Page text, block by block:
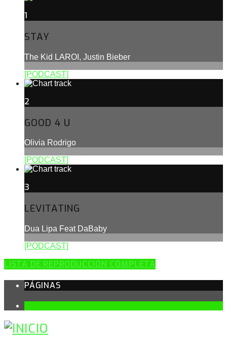
1
STAY
The Kid LAROI, Justin Bieber
[PODCAST]
2
GOOD 4 U
Olivia Rodrigo
[PODCAST]
3
LEVITATING
Dua Lipa Feat DaBaby
[PODCAST]
LISTA DE REPRODUCCIÓN COMPLETA
PÁGINAS